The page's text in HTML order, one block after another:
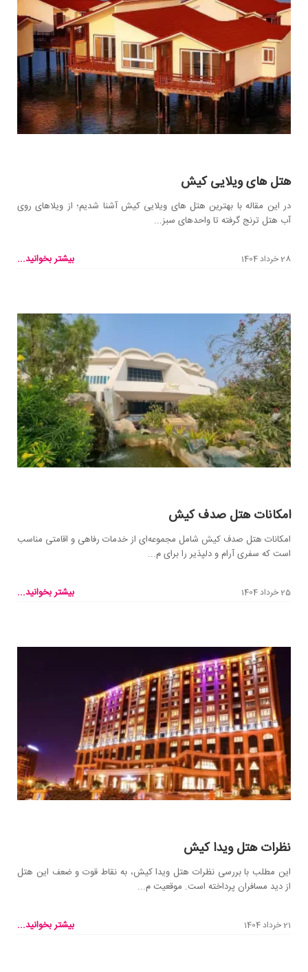
هتل های ویلایی کیش
در این مقاله با بهترین هتل های ویلایی کیش آشنا شدیم؛ از ویلاهای روی
آب هتل ترنج گرفته تا واحدهای سبز...
28 خرداد 1404 بیشتر بخوانید...
امکانات هتل صدف کیش
امکانات هتل صدف کیش شامل مجموعه‌ای از خدمات رفاهی و اقامتی مناسب
است که سفری آرام و دلپذیر را برای م...
25 خرداد 1404 بیشتر بخوانید...
نظرات هتل ویدا کیش
این مطلب با بررسی نظرات هتل ویدا کیش، به نقاط قوت و ضعف این هتل
از دید مسافران پرداخته است. موقعیت م...
21 خرداد 1404 بیشتر بخوانید...